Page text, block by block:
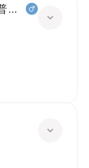
通話)